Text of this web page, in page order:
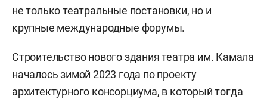
не только театральные постановки, но и
крупные международные форумы.
Строительство нового здания театра им. Камала
началось зимой 2023 года по проекту
архитектурного консорциума, в который тогда